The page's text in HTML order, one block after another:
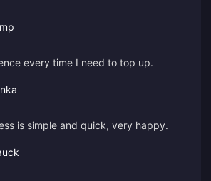
every time I need to top up.
is simple and quick, very happy.